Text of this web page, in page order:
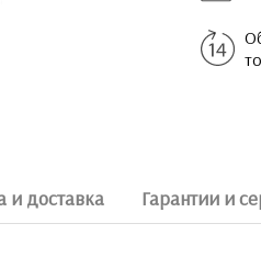
и доставка Гарантии и